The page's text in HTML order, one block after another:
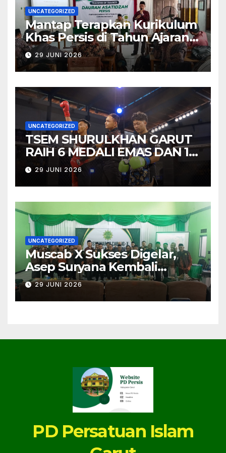
UNCATEGORIZED
Mantap Terapkan Kurikulum
Khas Persis di Tahun Ajaran
Baru, Bidgar Pendidikan PD
PERSIS Garut Tuntaskan
Training of Trainers 2026
29 JUNI 2026
UNCATEGORIZED
TSEM SHURULKHAN GARUT
RAIH 6 MEDALI EMAS DAN 1
MEDALI PERAK PADA TEMU
TARUNG VOL. 2 “BATTLE OF
HONOR”
29 JUNI 2026
UNCATEGORIZED
Muscab X Sukses Digelar,
Asep Suryana Kembali
Dipercaya Pimpin PC PERSIS
Karangpawitan Masa Jihad
2026–2030
29 JUNI 2026
PD Persatuan Islam